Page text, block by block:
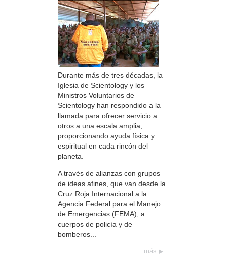
Durante más de tres décadas, la
Iglesia de Scientology y los
Ministros Voluntarios de
Scientology han respondido a la
llamada para ofrecer servicio a
otros a una escala amplia,
proporcionando ayuda física y
espiritual en cada rincón del
planeta.
A través de alianzas con grupos
de ideas afines, que van desde la
Cruz Roja Internacional a la
Agencia Federal para el Manejo
de Emergencias (FEMA), a
cuerpos de policía y de
bomberos...
más